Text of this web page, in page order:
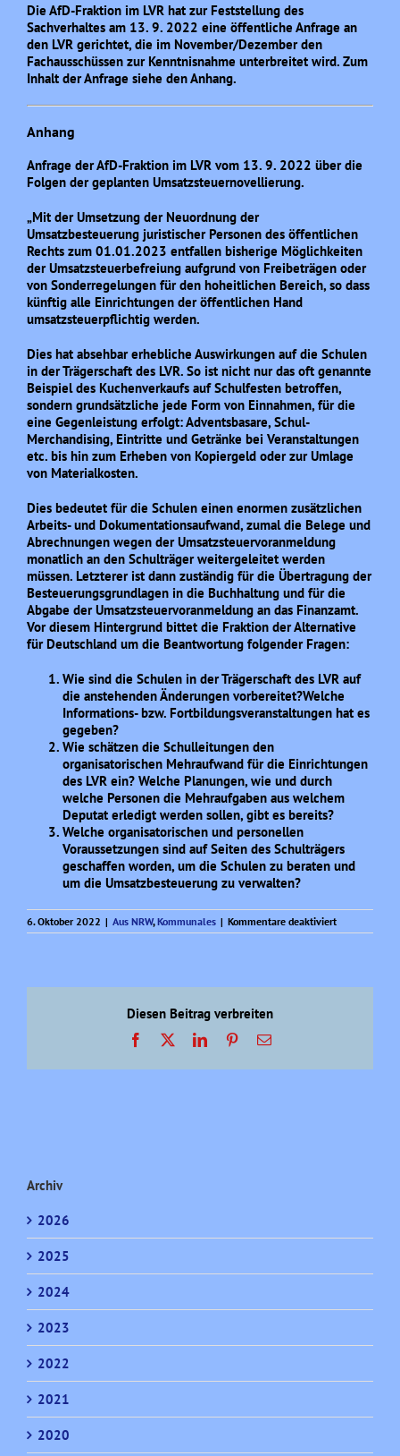
Die AfD-Fraktion im LVR hat zur Feststellung des
Sachverhaltes am 13. 9. 2022 eine öffentliche Anfrage an
den LVR gerichtet, die im November/Dezember den
Fachausschüssen zur Kenntnisnahme unterbreitet wird. Zum
Inhalt der Anfrage siehe den Anhang.
Anhang
Anfrage der AfD-Fraktion im LVR vom 13. 9. 2022 über die
Folgen der geplanten Umsatzsteuernovellierung.
„Mit der Umsetzung der Neuordnung der
Umsatzbesteuerung juristischer Personen des öffentlichen
Rechts zum 01.01.2023 entfallen bisherige Möglichkeiten
der Umsatzsteuerbefreiung aufgrund von Freibeträgen oder
von Sonderregelungen für den hoheitlichen Bereich, so dass
künftig alle Einrichtungen der öffentlichen Hand
umsatzsteuerpflichtig werden.
Dies hat absehbar erhebliche Auswirkungen auf die Schulen
in der Trägerschaft des LVR. So ist nicht nur das oft genannte
Beispiel des Kuchenverkaufs auf Schulfesten betroffen,
sondern grundsätzliche jede Form von Einnahmen, für die
eine Gegenleistung erfolgt: Adventsbasare, Schul-
Merchandising, Eintritte und Getränke bei Veranstaltungen
etc. bis hin zum Erheben von Kopiergeld oder zur Umlage
von Materialkosten.
Dies bedeutet für die Schulen einen enormen zusätzlichen
Arbeits- und Dokumentationsaufwand, zumal die Belege und
Abrechnungen wegen der Umsatzsteuervoranmeldung
monatlich an den Schulträger weitergeleitet werden
müssen. Letzterer ist dann zuständig für die Übertragung der
Besteuerungsgrundlagen in die Buchhaltung und für die
Abgabe der Umsatzsteuervoranmeldung an das Finanzamt.
Vor diesem Hintergrund bittet die Fraktion der Alternative
für Deutschland um die Beantwortung folgender Fragen:
Wie sind die Schulen in der Trägerschaft des LVR auf
die anstehenden Änderungen vorbereitet?Welche
Informations- bzw. Fortbildungsveranstaltungen hat es
gegeben?
Wie schätzen die Schulleitungen den
organisatorischen Mehraufwand für die Einrichtungen
des LVR ein? Welche Planungen, wie und durch
welche Personen die Mehraufgaben aus welchem
Deputat erledigt werden sollen, gibt es bereits?
Welche organisatorischen und personellen
Voraussetzungen sind auf Seiten des Schulträgers
geschaffen worden, um die Schulen zu beraten und
um die Umsatzbesteuerung zu verwalten?
6. Oktober 2022 | Aus NRW,Kommunales | Kommentare deaktiviertfür
Die
LVR
Diesen Beitrag verbreiten
Facebook LinkedInPinterest
E-
Archiv
2026
2025
2024
2023
2022
2021
2020